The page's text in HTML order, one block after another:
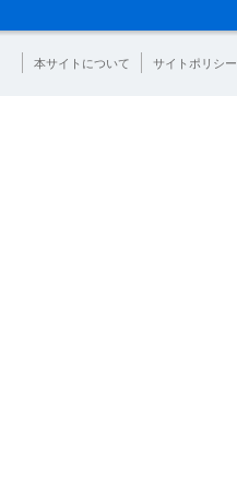
本サイトについて サイトポリシー